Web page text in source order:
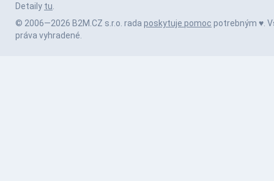
Detaily tu.
© 2006—2026 B2M.CZ s.r.o. rada poskytuje pomoc potrebným ♥️.
práva vyhradené.